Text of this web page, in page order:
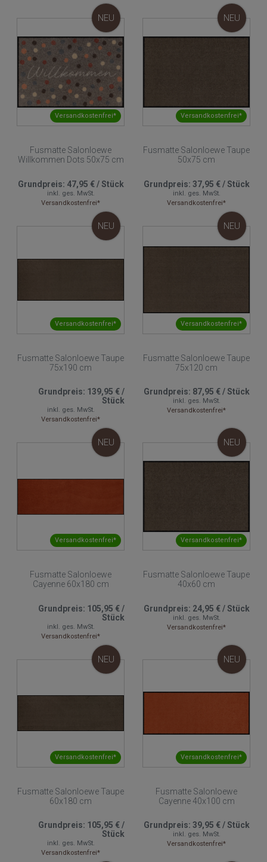
Versandkostenfrei*
NEU
Fusmatte Salonloewe
Willkommen Dots 50x75 cm
Grundpreis: 47,95 €/Stück
inkl. ges. MwSt.
Versandkostenfrei*
Versandkostenfrei*
NEU
Fusmatte Salonloewe Taupe
50x75 cm
Grundpreis: 37,95 €/Stück
inkl. ges. MwSt.
Versandkostenfrei*
Versandkostenfrei*
NEU
Fusmatte Salonloewe Taupe
75x190 cm
Grundpreis: 139,95 €/
Stück
inkl. ges. MwSt.
Versandkostenfrei*
Versandkostenfrei*
NEU
Fusmatte Salonloewe Taupe
75x120 cm
Grundpreis: 87,95 €/Stück
inkl. ges. MwSt.
Versandkostenfrei*
Versandkostenfrei*
NEU
Fusmatte Salonloewe
Cayenne 60x180 cm
Grundpreis: 105,95 €/
Stück
inkl. ges. MwSt.
Versandkostenfrei*
Versandkostenfrei*
NEU
Fusmatte Salonloewe Taupe
40x60 cm
Grundpreis: 24,95 €/Stück
inkl. ges. MwSt.
Versandkostenfrei*
Versandkostenfrei*
NEU
Fusmatte Salonloewe Taupe
60x180 cm
Grundpreis: 105,95 €/
Stück
inkl. ges. MwSt.
Versandkostenfrei*
Versandkostenfrei*
NEU
Fusmatte Salonloewe
Cayenne 40x100 cm
Grundpreis: 39,95 €/Stück
inkl. ges. MwSt.
Versandkostenfrei*